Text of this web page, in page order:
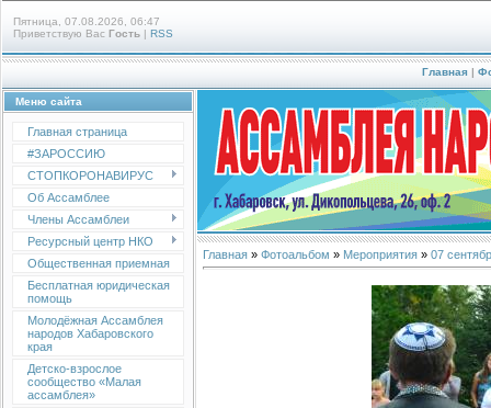
Пятница, 07.08.2026, 06:47
Приветствую Вас Гость | RSS
Главная |
Меню сайта
Главная страница
#ЗАРОССИЮ
СТОПКОРОНАВИРУС
Об Ассамблее
Члены Ассамблеи
Ресурсный центр НКО
Общественная приемная
Бесплатная юридическая
помощь
Молодёжная Ассамблея
народов Хабаровского
края
Детско-взрослое
сообщество «Малая
ассамблея»
Главная » Фотоальбом » Мероприятия » 07